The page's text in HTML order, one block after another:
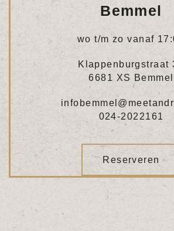
Bemmel
wo t/m zo vanaf
Klappenburgstraat
6681 XS Bemmel
024-2022161
Reserveren